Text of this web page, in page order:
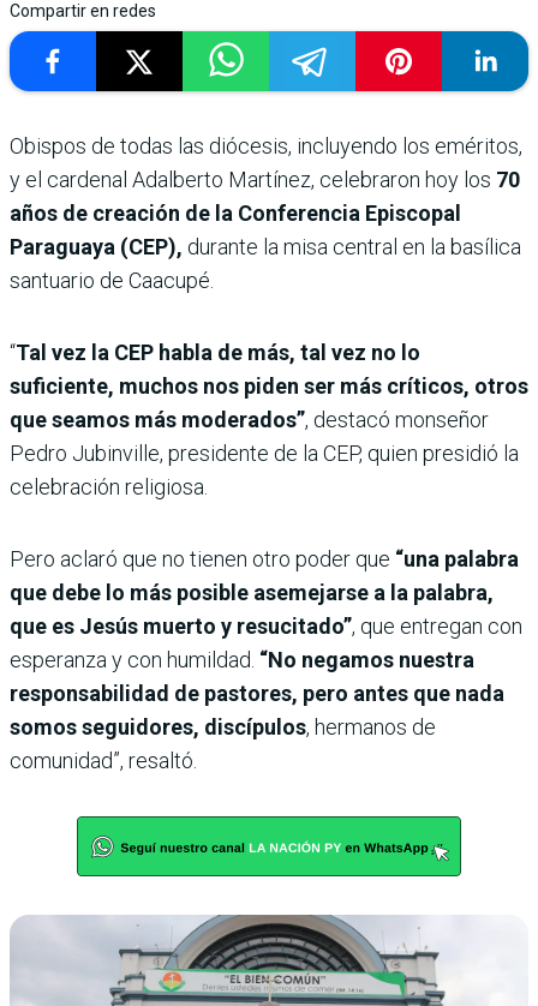
Compartir en redes
Obispos de todas las diócesis, incluyendo los eméritos,
y el cardenal Adalberto Martínez, celebraron hoy los 70
años de creación de la Conferencia Episcopal
Paraguaya (CEP), durante la misa central en la basílica
santuario de Caacupé.
“Tal vez la CEP habla de más, tal vez no lo
suficiente, muchos nos piden ser más críticos, otros
que seamos más moderados”, destacó monseñor
Pedro Jubinville, presidente de la CEP, quien presidió la
celebración religiosa.
Pero aclaró que no tienen otro poder que “una palabra
que debe lo más posible asemejarse a la palabra,
que es Jesús muerto y resucitado”, que entregan con
esperanza y con humildad. “No negamos nuestra
responsabilidad de pastores, pero antes que nada
somos seguidores, discípulos, hermanos de
comunidad”, resaltó.